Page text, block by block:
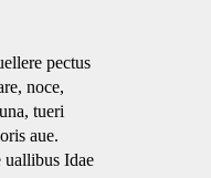
pectus
noce,
tueri
aue.
uallibus Idae